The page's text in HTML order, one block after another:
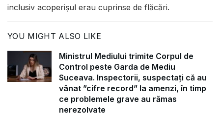
inclusiv acoperișul erau cuprinse de flăcări.
YOU MIGHT ALSO LIKE
Ministrul Mediului trimite Corpul de
Control peste Garda de Mediu
Suceava. Inspectorii, suspectați că au
vânat ”cifre record” la amenzi, în timp
ce problemele grave au rămas
nerezolvate